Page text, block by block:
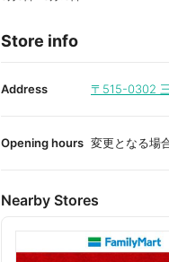
Store info
Address 〒515-0302
Opening hours 変更となる場
Nearby Stores